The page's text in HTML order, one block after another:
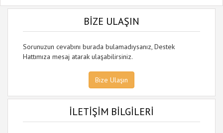
BİZE ULAŞIN
Sorunuzun cevabını burada bulamadıysanız, Destek
Hattımıza mesaj atarak ulaşabilirsiniz.
Bize Ulaşın
İLETİŞİM BİLGİLERİ